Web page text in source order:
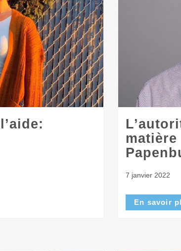
matière
7 janvier 2022
En savoir